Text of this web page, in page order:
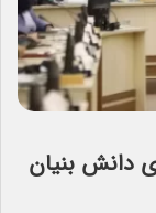
دانش بنیان